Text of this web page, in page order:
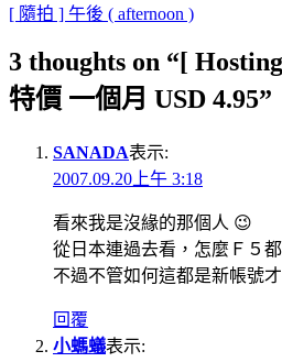
[ 隨拍 ] 午後 ( afternoon )
3 thoughts on “[
特價 一個月 USD 4.95”
SANADA表示:
2007.09.20上午 3:18
看來我是沒緣的那個人 😉
從日本連過去看，怎麼Ｆ５都
不過不管如何這都是新帳號
回覆
小螞蟻表示: